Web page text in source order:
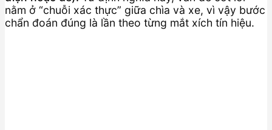
nằm ở “chuỗi xác thực” giữa chìa và xe, vì vậy bước
chẩn đoán đúng là lần theo từng mắt xích tín hiệu.